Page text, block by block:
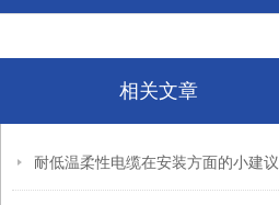
相关文章
耐低温柔性电缆在安装方面的小建议